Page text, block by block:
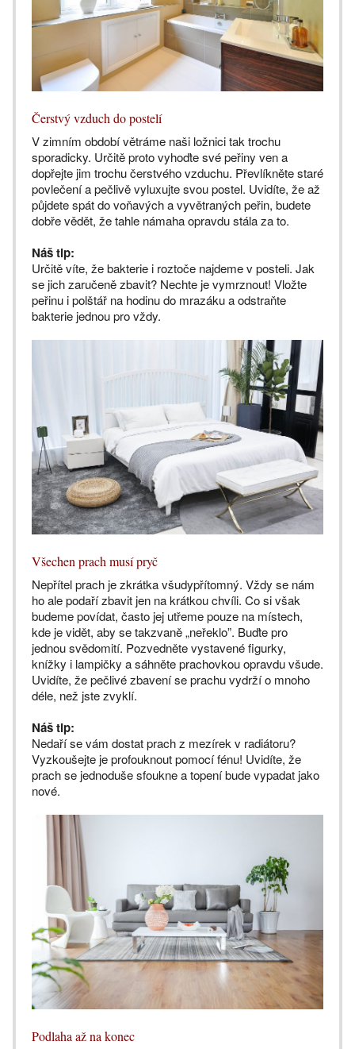
Čerstvý vzduch do postelí
V zimním období větráme naši ložnici tak trochu
sporadicky. Určitě proto vyhoďte své peřiny ven a
dopřejte jim trochu čerstvého vzduchu. Převlíkněte staré
povlečení a pečlivě vyluxujte svou postel. Uvidíte, že až
půjdete spát do voňavých a vyvětraných peřin, budete
dobře vědět, že tahle námaha opravdu stála za to.
Náš tip:
Určitě víte, že bakterie i roztoče najdeme v posteli. Jak
se jich zaručeně zbavit? Nechte je vymrznout! Vložte
peřinu i polštář na hodinu do mrazáku a odstraňte
bakterie jednou pro vždy.
Všechen prach musí pryč
Nepřítel prach je zkrátka všudypřítomný. Vždy se nám
ho ale podaří zbavit jen na krátkou chvíli. Co si však
budeme povídat, často jej utřeme pouze na místech,
kde je vidět, aby se takzvaně „neřeklo”. Buďte pro
jednou svědomití. Pozvedněte vystavené figurky,
knížky i lampičky a sáhněte prachovkou opravdu všude.
Uvidíte, že pečlivé zbavení se prachu vydrží o mnoho
déle, než jste zvyklí.
Náš tip:
Nedaří se vám dostat prach z mezírek v radiátoru?
Vyzkoušejte je profouknout pomocí fénu! Uvidíte, že
prach se jednoduše sfoukne a topení bude vypadat jako
nové.
Podlaha až na konec